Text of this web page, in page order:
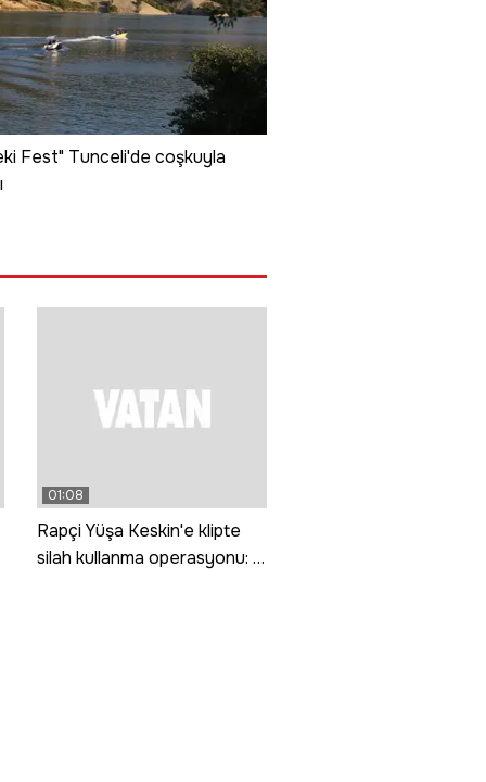
Fest" Tunceli'de coşkuyla
01:08
Rapçi Yüşa Keskin'e klipte
silah kullanma operasyonu: 4